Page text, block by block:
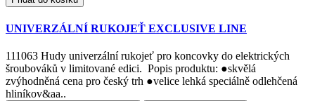
UNIVERZÁLNÍ RUKOJEŤ EXCLUSIVE LINE
111063 Hudy univerzální rukojeť pro koncovky do elektrických
šroubováků v limitované edici. Popis produktu: ●skvělá
zvýhodněná cena pro český trh ●velice lehká speciálně odlehčená
hliníkov&aa..